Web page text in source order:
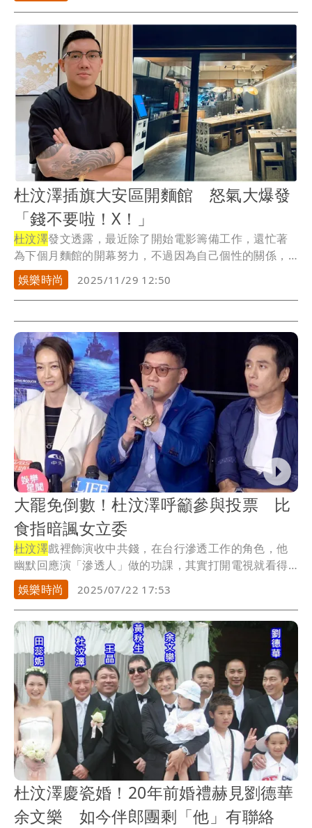
杜汶澤插旗大安區開麵館 怒氣大爆發
「錢不要啦！X！」
杜汶澤發文透露，最近除了開始電影籌備工作，還忙著
為下個月麵館的開幕努力，不過因為自己個性的關係，
給別...
娛樂時尚 2025/11/29 12:50
大罷免倒數！杜汶澤呼籲參與投票 比
食指暗諷女立委
杜汶澤戲裡飾演收中共錢，在台行滲透工作的角色，他
幽默回應演「滲透人」做的功課，其實打開電視就看得
到，...
娛樂時尚 2025/07/22 17:53
杜汶澤慶瓷婚！20年前婚禮赫見劉德華
余文樂 如今伴郎團剩「他」有聯絡